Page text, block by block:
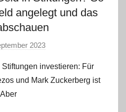
angelegt und das
2023
n
a
investieren: Für
und Mark Zuckerberg ist